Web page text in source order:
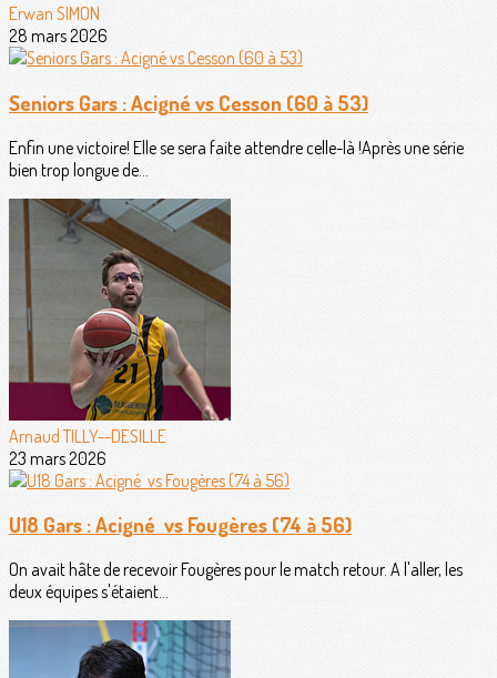
Erwan SIMON
28 mars 2026
Seniors Gars : Acigné vs Cesson (60 à 53)
Enfin une victoire! Elle se sera faite attendre celle-là !Après une série
bien trop longue de...
Arnaud TILLY--DESILLE
23 mars 2026
U18 Gars : Acigné vs Fougères (74 à 56)
On avait hâte de recevoir Fougères pour le match retour. A l'aller, les
deux équipes s'étaient...